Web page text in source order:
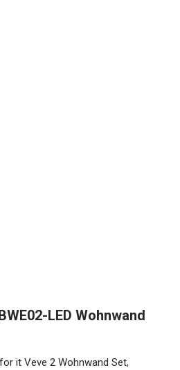
LED Wohnwand
it Veve 2 Wohnwand Set,